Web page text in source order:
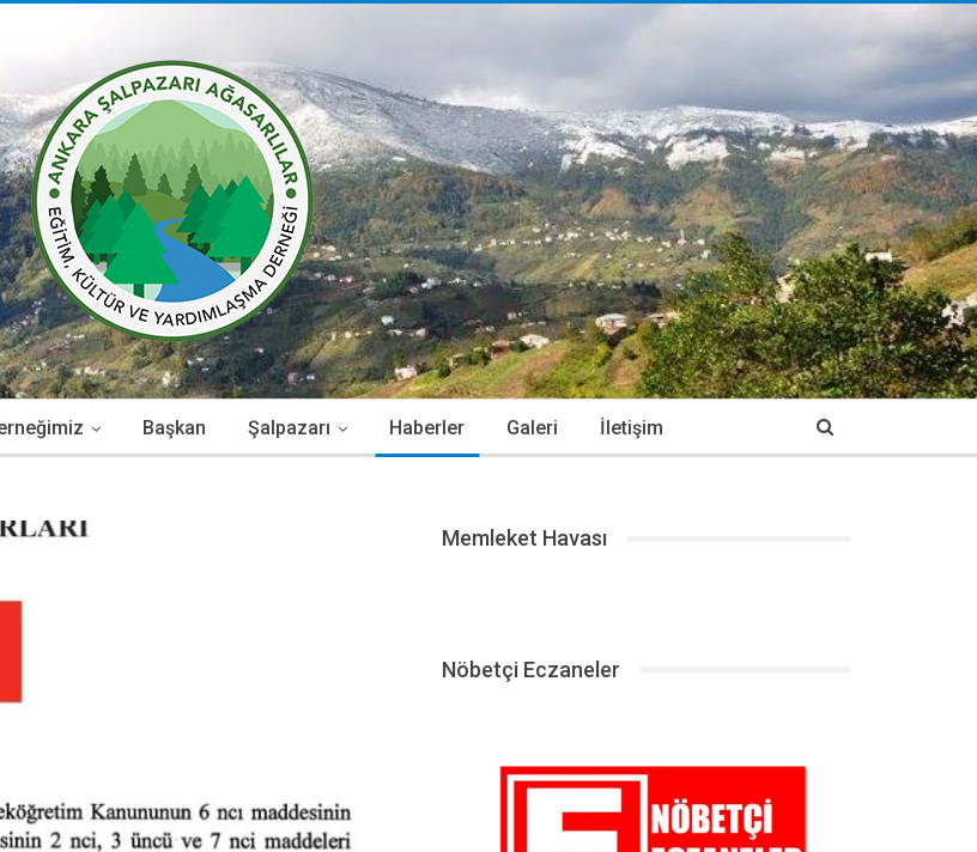
Başkan Şalpazarı Haberler Galeri İletişim
Memleket Havası
Nöbetçi Eczaneler